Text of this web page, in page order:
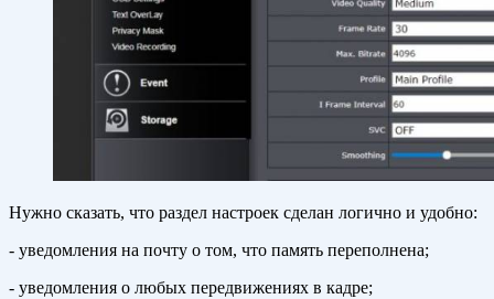
Нужно сказать, что раздел настроек сделан логично и удобно:
- уведомления на почту о том, что память переполнена;
- уведомления о любых передвижениях в кадре;